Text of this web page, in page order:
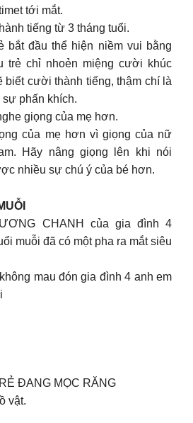
tới mắt.
tiếng từ 3 tháng tuổi.
bắt đầu thể hiện niềm vui bằng
trẻ chỉ nhoẻn miệng cười khúc
biết cười thành tiếng, thậm chí là
phấn khích.
giọng của mẹ hơn.
của mẹ hơn vì giọng của nữ
Hãy nâng giọng lên khi nói
nhiều sự chú ý của bé hơn.
CHANH của gia đình 4
muỗi đã có một pha ra mắt siêu
mau đón gia đình 4 anh em
ĐANG MỌC RĂNG
vật.